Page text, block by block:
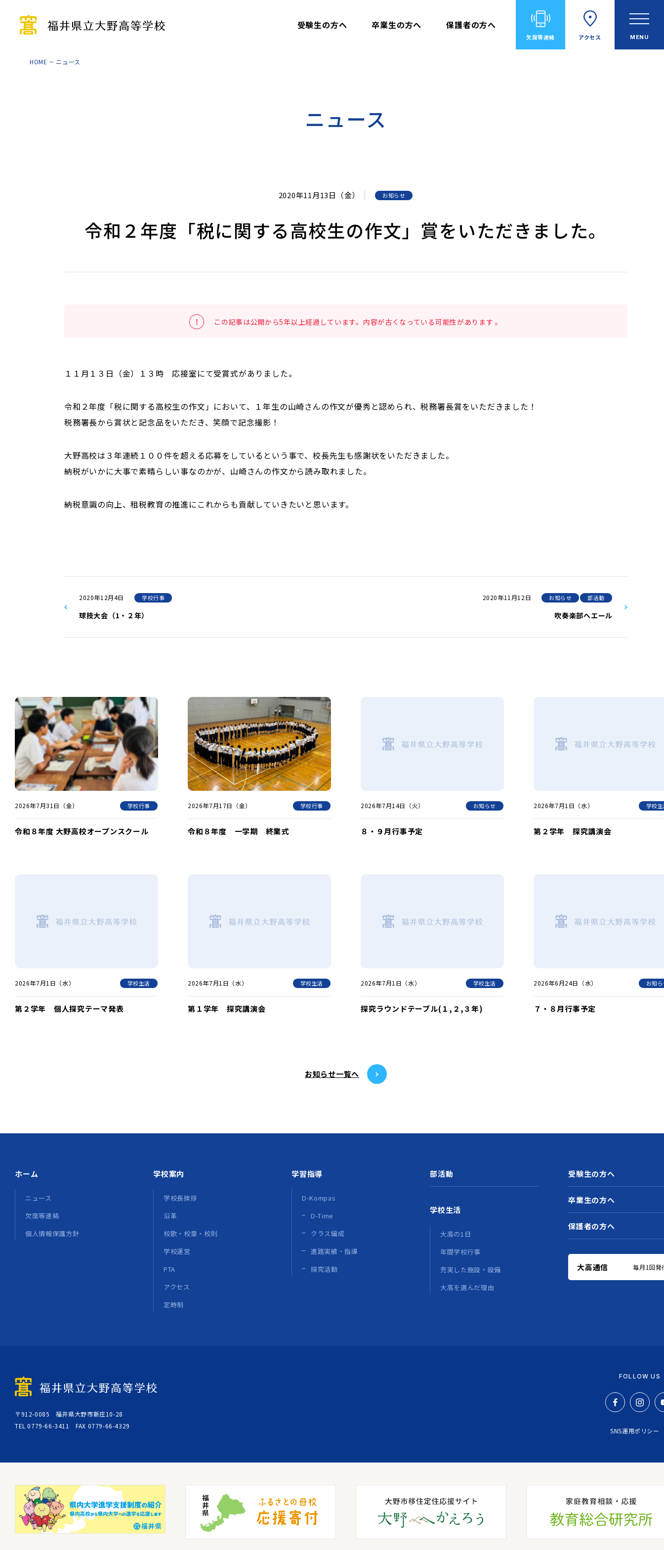
受験生の方へ 卒業生の方へ 保護者の方へ
欠席等連絡 アクセス MENU
HOME ニュース
ニュース
2020年11月13日（金） お知らせ
令和２年度「税に関する高校生の作文」賞をいただきました。
この記事は公開から5年以上経過しています。内容が古くなっている可能性があります 。
１１月１３日（金）１３時 応接室にて受賞式がありました。
令和２年度「税に関する高校生の作文」において、１年生の山崎さんの作文が優秀と認められ、税務署長賞をいただきました！
税務署長から賞状と記念品をいただき、笑顔で記念撮影！
大野高校は３年連続１００件を超える応募をしているという事で、校長先生も感謝状をいただきました。
納税がいかに大事で素晴らしい事なのかが、山崎さんの作文から読み取れました。
納税意識の向上、租税教育の推進にこれからも貢献していきたいと思います。
2020年12月4日 学校行事
球技大会（1・２年）
2020年11月12日 お知らせ 部活動
吹奏楽部へエール
2026年7月31日（金） 学校行事
令和８年度 大野高校オープンスクール
2026年7月17日（金） 学校行事
令和８年度 一学期 終業式
2026年7月14日（火） お知らせ
８・９月行事予定
2026年7月1日（水） 学校
第２学年 探究講演会
2026年7月1日（水） 学校生活
第２学年 個人探究テーマ発表
2026年7月1日（水） 学校生活
第１学年 探究講演会
2026年7月1日（水） 学校生活
探究ラウンドテーブル(１,２,３年)
2026年6月24日（水） お知
７・８月行事予定
お知らせ⼀覧へ
ホーム
ニュース
欠席等連絡
個人情報保護方針
学校案内
学校長挨拶
沿革
校歌・校章・校則
学校運営
PTA
アクセス
定時制
学習指導
D-Kompas
D-Time
クラス編成
進路実績・指導
探究活動
部活動
学校生活
大高の1日
年間学校行事
充実した施設・設備
大高を選んだ理由
受験生の方へ
卒業生の方へ
保護者の方へ
大高通信 毎月1回発
〒912-0085 福井県大野市新庄10-28
TEL 0779-66-3411 FAX 0779-66-4329
FOLLOW US
SNS運用ポリシー